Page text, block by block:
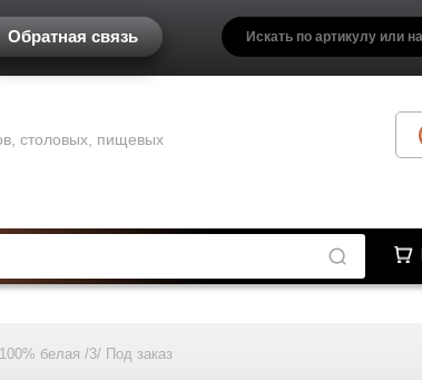
Обратная связь
столовых, пищевых
белая /3/ Под заказ